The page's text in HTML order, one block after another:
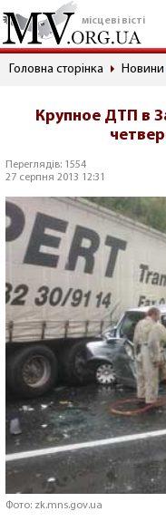
місцеві вісті
Головна сторінка Новини
Крупное ДТП в
Переглядів: 1554
27 серпня 2013 12:31
Фото: zk.mns.gov.ua